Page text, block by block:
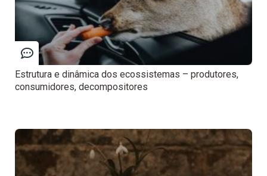
Estrutura e dinâmica dos ecossistemas – produtores,
consumidores, decompositores